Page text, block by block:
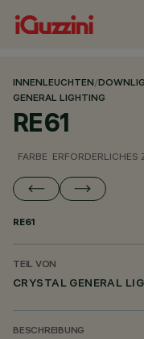
INNENLEUCHTEN/
GENERAL LIGHTING
RE61
FARBE ERFORDERLICHES
RE61
TEIL VON
CRYSTAL GENERAL
BESCHREIBUNG